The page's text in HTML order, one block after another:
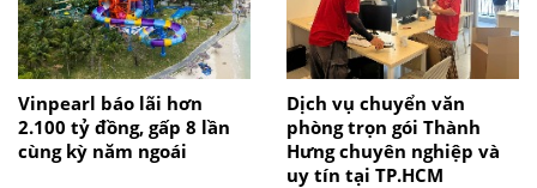
Vinpearl báo lãi hơn
2.100 tỷ đồng, gấp 8 lần
cùng kỳ năm ngoái
Dịch vụ chuyển văn
phòng trọn gói Thành
Hưng chuyên nghiệp và
uy tín tại TP.HCM